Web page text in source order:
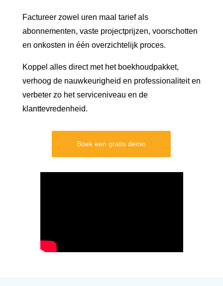
Factureer zowel uren maal tarief als
abonnementen, vaste projectprijzen, voorschotten
en onkosten in één overzichtelijk proces.
Koppel alles direct met het boekhoudpakket,
verhoog de nauwkeurigheid en professionaliteit en
verbeter zo het serviceniveau en de
klanttevredenheid.
Boek een gratis demo